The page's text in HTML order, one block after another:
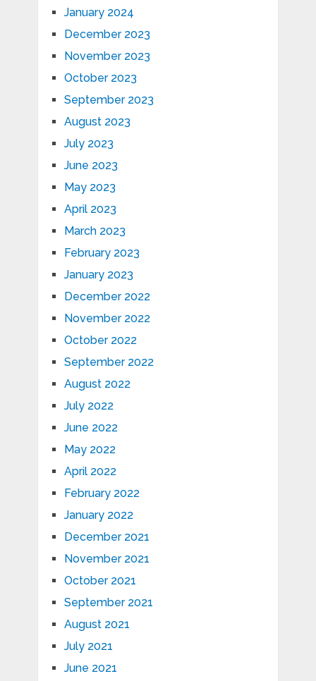
January 2024
December 2023
November 2023
October 2023
September 2023
August 2023
July 2023
June 2023
May 2023
April 2023
March 2023
February 2023
January 2023
December 2022
November 2022
October 2022
September 2022
August 2022
July 2022
June 2022
May 2022
April 2022
February 2022
January 2022
December 2021
November 2021
October 2021
September 2021
August 2021
July 2021
June 2021